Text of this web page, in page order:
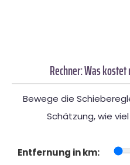
Rechner: Was
Bewege die
Schätzung, wie
Entfernung in km: